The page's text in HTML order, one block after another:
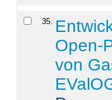
35.
Open-
von